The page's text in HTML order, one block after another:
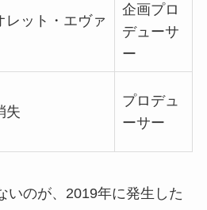
レット・エヴァ
企画プロ
デューサ
ー
失
プロデュ
ーサー
いのが、2019年に発生した